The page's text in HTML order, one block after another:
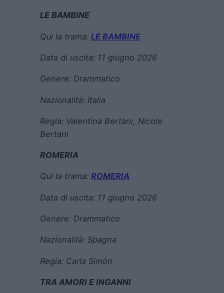
LE BAMBINE
Qui la trama: LE BAMBINE
Data di uscita: 11 giugno 2026
Genere: Drammatico
Nazionalità: Italia
Regia: Valentina Bertani, Nicole
Bertani
ROMERIA
Qui la trama: ROMERIA
Data di uscita: 11 giugno 2026
Genere: Drammatico
Nazionalità: Spagna
Regia: Carla Simón
TRA AMORI E INGANNI